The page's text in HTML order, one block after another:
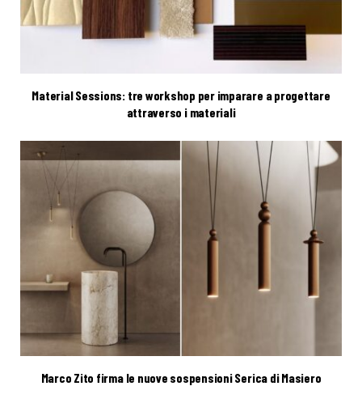
Material Sessions: tre workshop per imparare a progettare
attraverso i materiali
Marco Zito firma le nuove sospensioni Serica di Masiero